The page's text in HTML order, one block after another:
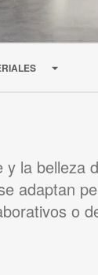
y la belleza
adaptan
o